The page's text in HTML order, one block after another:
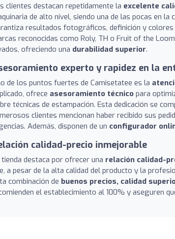
clientes destacan repetidamente la excelente
de alto nivel, siendo una de las pocas en la
resultados fotográficos, definición y colores
reconocidas como Roly, TH o Fruit of the
ofreciendo una durabilidad superior.
experto y rapidez en la
de los puntos fuertes de Camisetatee es la
ofrece asesoramiento técnico para
técnicas de estampación. Esta dedicación se
clientes mencionan haber recibido sus
Además, disponen de un configurador
calidad-precio inmejorable
tienda destaca por ofrecer una relación calidad-
a pesar de la alta calidad del producto y la
combinación de buenos precios, calidad
el establecimiento al 100% y aseguren